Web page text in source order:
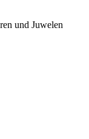
und Juwelen